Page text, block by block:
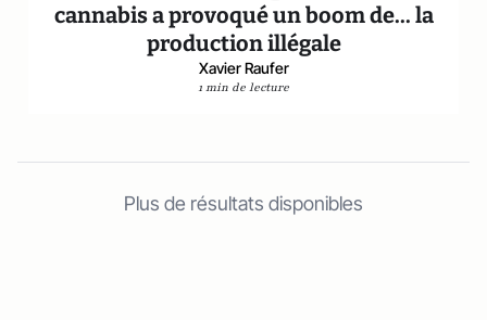
cannabis a provoqué un boom de... la
production illégale
Xavier Raufer
1 min de lecture
Plus de résultats disponibles